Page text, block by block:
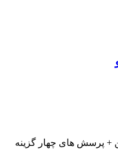
+ پرسش های چهار گزینه